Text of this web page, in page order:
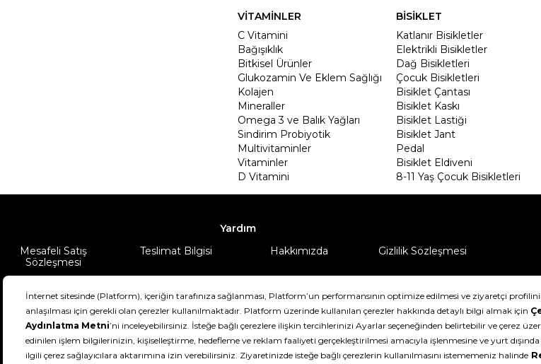
VİTAMİNLER
C Vitamini
Bağışıklık
Bitkisel Ürünler
Glukozamin Ve Eklem Sağlığı
Kolajen
Mineraller
Omega 3 ve Balık Yağları
Sindirim Probiyotik
Multivitaminler
Vitaminler
D Vitamini
BİSİKLET
Katlanır Bisikletler
Elektrikli Bisikletler
Dağ Bisikletleri
Çocuk Bisikletleri
Bisiklet Çantası
Bisiklet Kaskı
Bisiklet Lastiği
Bisiklet Jant
Pedal
Bisiklet Eldiveni
8-11 Yaş Çocuk Bisikletleri
Yardım
Mesafeli Satış
Sözleşmesi
Teslimat Bilgisi Hakkımızda Gizlilik Sözleşmesi